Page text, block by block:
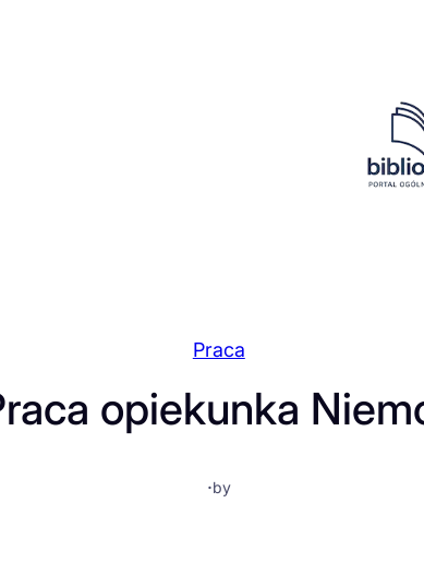
Praca
opiekunka
·by